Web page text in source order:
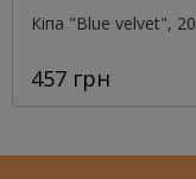
Кіпа "Blue velvet",
457 грн